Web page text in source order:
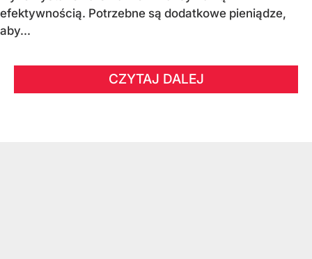
efektywnością. Potrzebne są dodatkowe pieniądze,
aby...
CZYTAJ DALEJ